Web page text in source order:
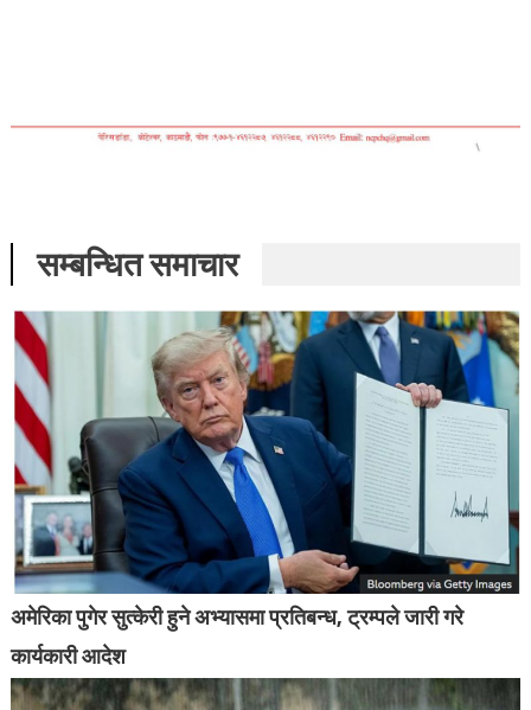
सम्बन्धित समाचार
अमेरिका पुगेर सुत्केरी हुने अभ्यासमा प्रतिबन्ध, ट्रम्पले जारी गरे
कार्यकारी आदेश